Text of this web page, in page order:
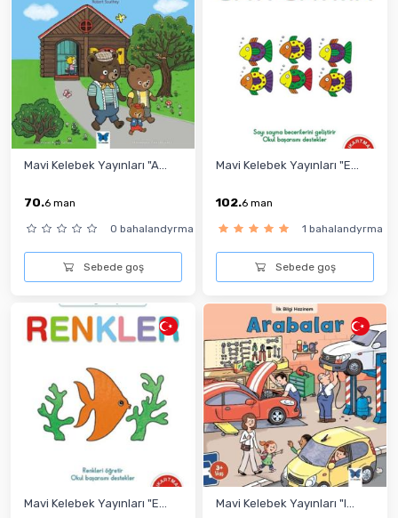
Mavi Kelebek Yayınları "A...
70.6 man
0 bahalandyrma
Sebede goş
Mavi Kelebek Yayınları "E...
102.6 man
1 bahalandyrma
Sebede goş
Mavi Kelebek Yayınları "E... Mavi Kelebek Yayınları "I...